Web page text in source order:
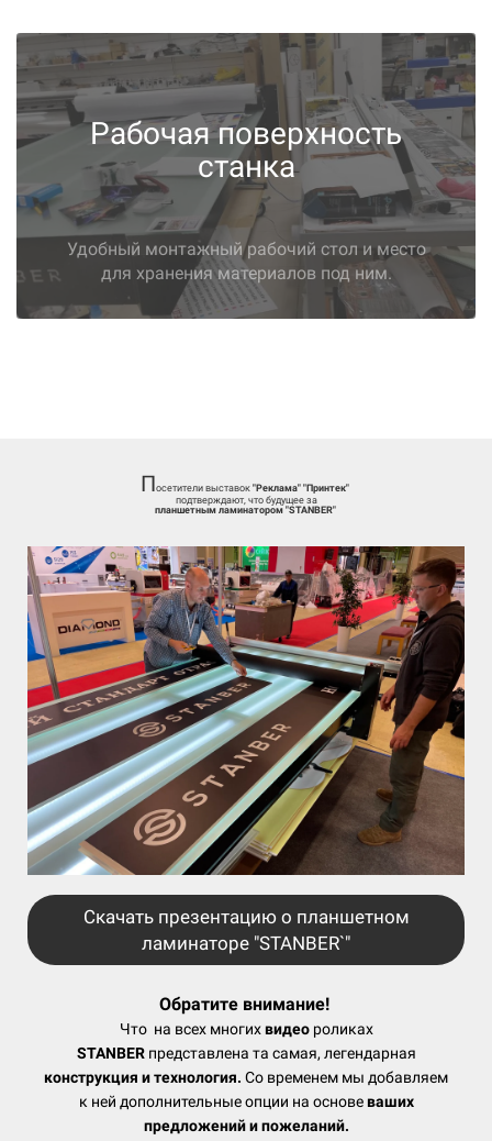
Рабочая поверхность
станка
Удобный монтажный рабочий стол и место
для хранения материалов под ним.
Посетители выставок "Реклама" "Принтек"
подтверждают, что будущее за
планшетным ламинатором "STANBER"
Скачать презентацию о планшетном
ламинаторе "STANBER`"
Обратите внимание!
Что на всех многихвидео роликах
STANBER представлена та самая, легендарная
конструкция и технология. Со временем мы добавляем
к ней дополнительные опции на основеваших
предложений и пожеланий.